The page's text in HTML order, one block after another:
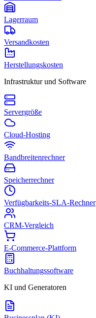
Lagerraum
Versandkosten
Herstellungskosten
Infrastruktur und Software
Servergröße
Cloud-Hosting
Bandbreitenrechner
Speicherrechner
Verfügbarkeits-SLA-Rechner
CRM-Vergleich
E-Commerce-Plattform
Buchhaltungssoftware
KI und Generatoren